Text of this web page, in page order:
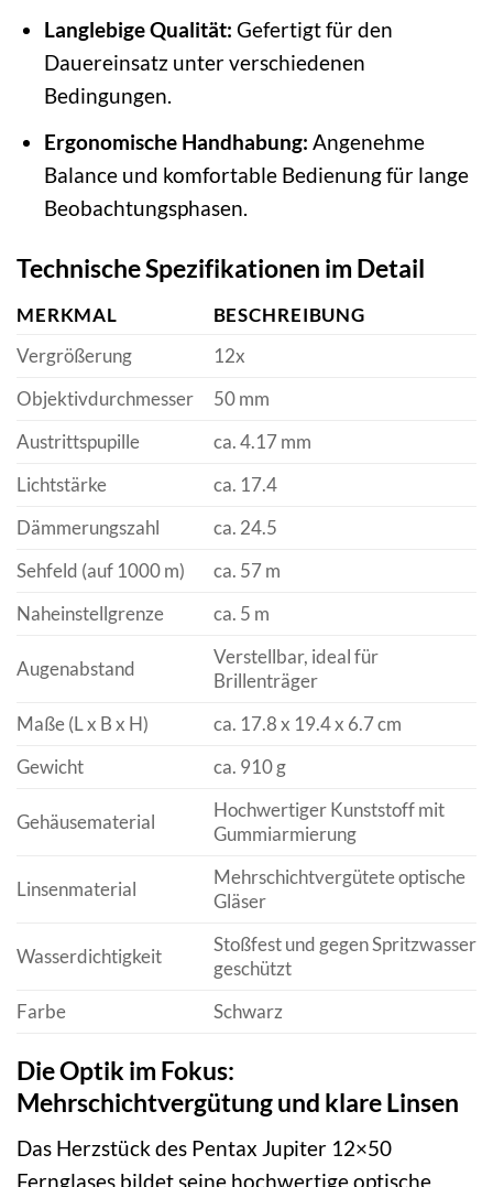
Langlebige Qualität: Gefertigt für den
Dauereinsatz unter verschiedenen
Bedingungen.
Ergonomische Handhabung: Angenehme
Balance und komfortable Bedienung für lange
Beobachtungsphasen.
Technische Spezifikationen im Detail
MERKMAL
BESCHREIBUNG
Vergrößerung
12x
Objektivdurchmesser
50 mm
Austrittspupille
ca. 4.17 mm
Lichtstärke
ca. 17.4
Dämmerungszahl
ca. 24.5
Sehfeld (auf 1000 m)
ca. 57 m
Naheinstellgrenze
ca. 5 m
Augenabstand
Verstellbar, ideal für
Brillenträger
Maße (L x B x H)
ca. 17.8 x 19.4 x 6.7 cm
Gewicht
ca. 910 g
Gehäusematerial
Hochwertiger Kunststoff mit
Gummiarmierung
Linsenmaterial
Mehrschichtvergütete optische
Gläser
Wasserdichtigkeit
Stoßfest und gegen Spritzwasser
geschützt
Farbe
Schwarz
Die Optik im Fokus:
Mehrschichtvergütung und klare Linsen
Das Herzstück des Pentax Jupiter 12×50
Fernglases bildet seine hochwertige optische